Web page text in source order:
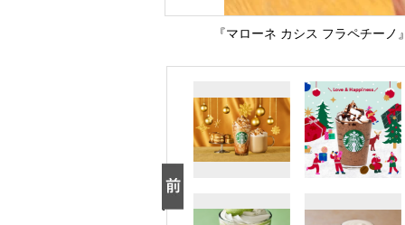
『マローネ カシス フラペチー